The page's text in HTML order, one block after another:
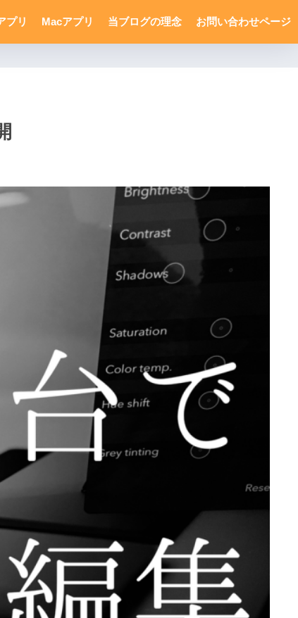
プリ Macアプリ 当ブログの理念 お問い合わせページ